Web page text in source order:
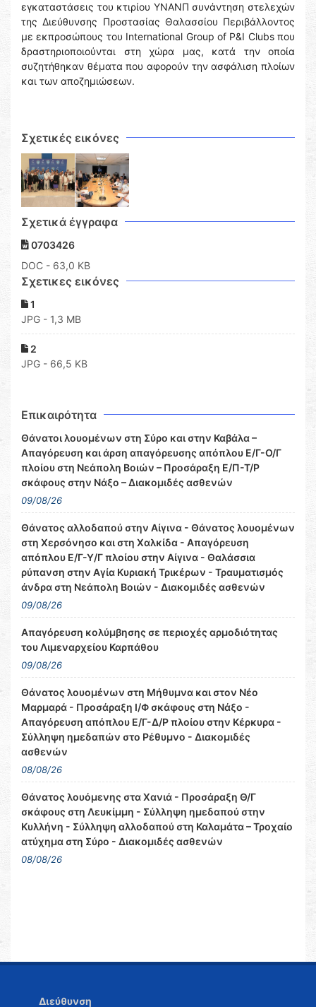
εγκαταστάσεις του κτιρίου ΥΝΑΝΠ συνάντηση στελεχών
της Διεύθυνσης Προστασίας Θαλασσίου Περιβάλλοντος
με εκπροσώπους του International Group of P&I Clubs που
δραστηριοποιούνται στη χώρα μας, κατά την οποία
συζητήθηκαν θέματα που αφορούν την ασφάλιση πλοίων
και των αποζημιώσεων.
Σχετικές εικόνες
Σχετικά έγγραφα
0703426
DOC - 63,0 KB
Σχετικες εικόνες
1
JPG - 1,3 MB
2
JPG - 66,5 KB
Επικαιρότητα
Θάνατοι λουομένων στη Σύρο και στην Καβάλα –
Απαγόρευση και άρση απαγόρευσης απόπλου Ε/Γ-Ο/Γ
πλοίου στη Νεάπολη Βοιών – Προσάραξη Ε/Π-Τ/Ρ
σκάφους στην Νάξο – Διακομιδές ασθενών
09/08/26
Θάνατος αλλοδαπού στην Αίγινα - Θάνατος λουομένων
στη Χερσόνησο και στη Χαλκίδα - Απαγόρευση
απόπλου Ε/Γ-Υ/Γ πλοίου στην Αίγινα - Θαλάσσια
ρύπανση στην Αγία Κυριακή Τρικέρων - Τραυματισμός
άνδρα στη Νεάπολη Βοιών - Διακομιδές ασθενών
09/08/26
Απαγόρευση κολύμβησης σε περιοχές αρμοδιότητας
του Λιμεναρχείου Καρπάθου
09/08/26
Θάνατος λουομένων στη Μήθυμνα και στον Νέο
Μαρμαρά - Προσάραξη Ι/Φ σκάφους στη Νάξο -
Απαγόρευση απόπλου Ε/Γ-Δ/Ρ πλοίου στην Κέρκυρα -
Σύλληψη ημεδαπών στο Ρέθυμνο - Διακομιδές
ασθενών
08/08/26
Θάνατος λουόμενης στα Χανιά - Προσάραξη Θ/Γ
σκάφους στη Λευκίμμη - Σύλληψη ημεδαπού στην
Κυλλήνη - Σύλληψη αλλοδαπού στη Καλαμάτα – Τροχαίο
ατύχημα στη Σύρο - Διακομιδές ασθενών
08/08/26
Διεύθυνση